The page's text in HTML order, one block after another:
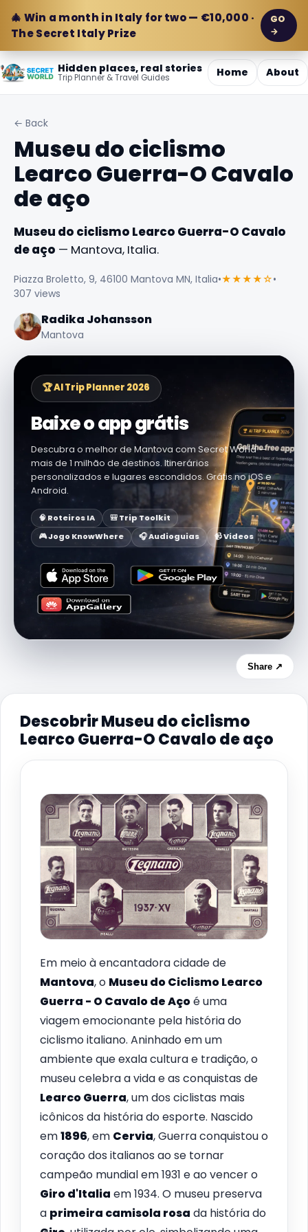
🎄 Win a month in Italy for two — €10,000 ·
The Secret Italy Prize
GO
→
Hidden places, real stories
Trip Planner & Travel Guides Home About
← Back
Museu do ciclismo
Learco Guerra-O Cavalo
de aço
Museu do ciclismo Learco Guerra-O Cavalo
de aço — Mantova, Italia.
Piazza Broletto, 9, 46100 Mantova MN, Italia•★★★★☆•
307 views
Radika Johansson
Mantova
🏆 AI Trip Planner 2026
Baixe o app grátis
Descubra o melhor de Mantova com Secret World —
mais de 1 milhão de destinos. Itinerários
personalizados e lugares escondidos. Grátis no iOS e
Android.
🧠 Roteiros IA
🎒 Trip Toolkit
🎮 Jogo KnowWhere
🎧 Audioguias 📹 Vídeos
Share ↗
Descobrir Museu do ciclismo
Learco Guerra-O Cavalo de aço
Em meio à encantadora cidade de
Mantova, o Museu do Ciclismo Learco
Guerra - O Cavalo de Açoé uma
viagem emocionante pela história do
ciclismo italiano. Aninhado em um
ambiente que exala cultura e tradição, o
museu celebra a vida e as conquistas de
Learco Guerra, um dos ciclistas mais
icônicos da história do esporte. Nascido
em1896, em Cervia, Guerra conquistou o
coração dos italianos ao se tornar
campeão mundial em 1931 e ao vencer o
Giro d'Italia em 1934. O museu preserva
a primeira camisola rosa da história do